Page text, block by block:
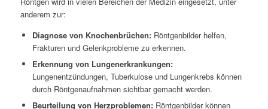
anderem zur:
Diagnose von Knochenbrüchen:Röntgenbilder helfen,
Frakturen und Gelenkprobleme zu erkennen.
Erkennung von Lungenerkrankungen:
Lungenentzündungen, Tuberkulose und Lungenkrebs können
durch Röntgenaufnahmen sichtbar gemacht werden.
Beurteilung von Herzproblemen:Röntgenbilder können